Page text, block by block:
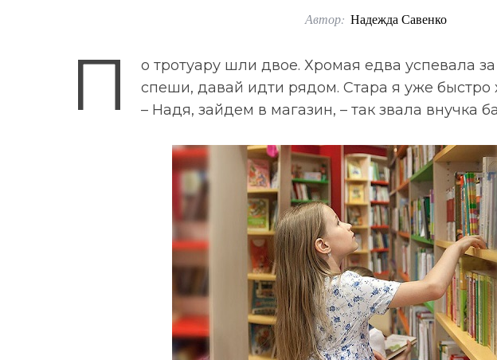
Автор: Надежда Савенко
П о тротуару шли двое. Хромая едва успевала
спеши, давай идти рядом. Стара я уже быстро
– Надя, зайдем в магазин, – так звала внучка